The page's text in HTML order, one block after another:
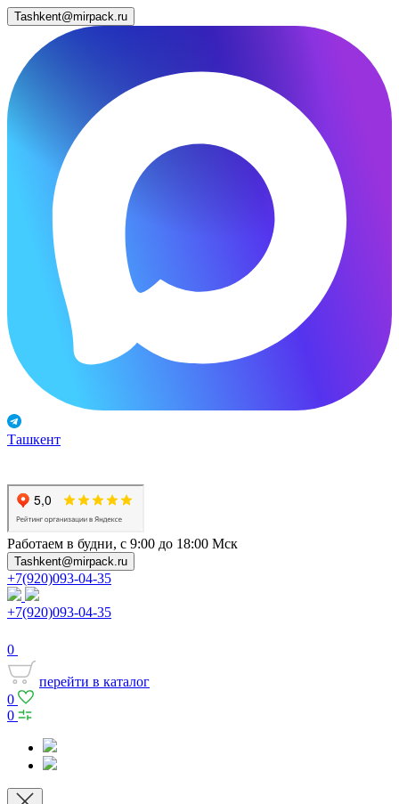
Tashkent@mirpack.ru
Ташкент
Работаем в будни, с 9:00 до 18:00 Мск
Tashkent@mirpack.ru
+7(920)093-04-35
+7(920)093-04-35
0
перейти в каталог
0
0